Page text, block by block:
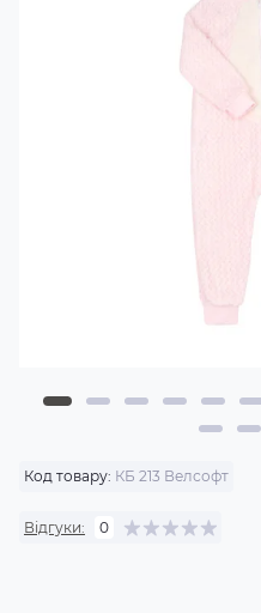
Код товару: КБ 213 Велсофт
Відгуки: 0